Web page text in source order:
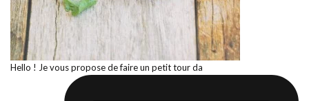
Hello ! Je vous propose de faire un petit tour da